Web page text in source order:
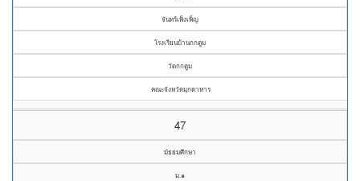
จันทร์เพ็งเพ็ญ
โรงเรียนบ้านกกตูม
วัดกกตูม
คณะจังหวัดมุกดาหาร
47
มัธยมศึกษา
ม.๑